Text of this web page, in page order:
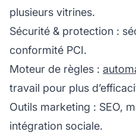
plusieurs vitrines.
Sécurité & protection :
conformité PCI.
Moteur de règles :
travail pour plus
Outils marketing : SEO,
intégration sociale.